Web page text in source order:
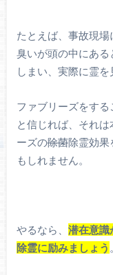
たとえば、事故現
臭いが頭の中にあ
しまい、実際に霊を
ファブリーズをす
と信じれば、それ
ーズの除菌除霊効果
もしれません。
やるなら、 潜在意識
除霊に励みましょう 。